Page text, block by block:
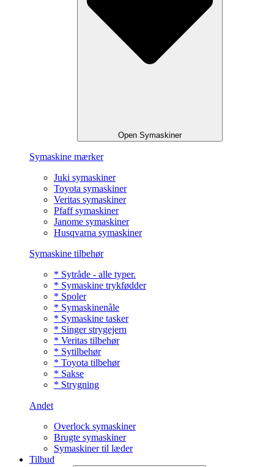
Open Symaskiner
Symaskine mærker
Juki symaskiner
Toyota symaskiner
Veritas symaskiner
Pfaff symaskiner
Janome symaskiner
Husqvarna symaskiner
Symaskine tilbehør
* Sytråde - alle typer.
* Symaskine trykfødder
* Spoler
* Symaskinenåle
* Symaskine tasker
* Singer strygejern
* Veritas tilbehør
* Sytilbehør
* Toyota tilbehør
* Sakse
* Strygning
Andet
Overlock symaskiner
Brugte symaskiner
Symaskiner til læder
Tilbud